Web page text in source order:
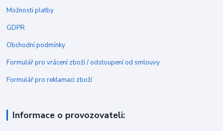
Možnosti platby
GDPR
Obchodní podmínky
Formulář pro vrácení zboží / odstoupení od smlouvy
Formulář pro reklamaci zboží
Informace o provozovateli: